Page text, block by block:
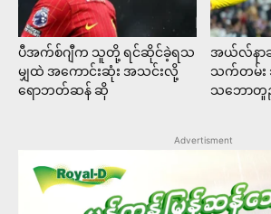
ပီအက်စ်ဂျီက သူတို့ ရင်ဆိုင်ခဲ့ရသ
မျှထဲ အကောင်းဆုံး အသင်းလို့
ရောဘတ်ဆန် ဆို
အယ်လ်နာဆ
သက်တမ်း
သဘောတူ
Advertisment